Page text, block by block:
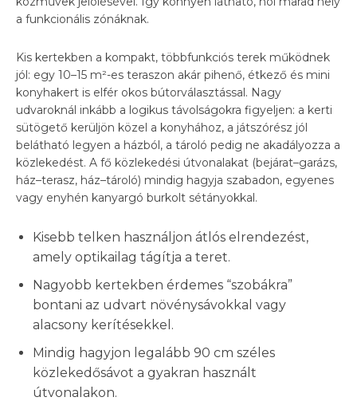
a funkcionális zónáknak.
Kis kertekben a kompakt, többfunkciós terek működnek
jól: egy 10–15 m²-es teraszon akár pihenő, étkező és mini
konyhakert is elfér okos bútorválasztással. Nagy
udvaroknál inkább a logikus távolságokra figyeljen: a kerti
sütögető kerüljön közel a konyhához, a játszórész jól
belátható legyen a házból, a tároló pedig ne akadályozza a
közlekedést. A fő közlekedési útvonalakat (bejárat–garázs,
ház–terasz, ház–tároló) mindig hagyja szabadon, egyenes
vagy enyhén kanyargó burkolt sétányokkal.
Kisebb telken használjon átlós elrendezést,
amely optikailag tágítja a teret.
Nagyobb kertekben érdemes “szobákra”
bontani az udvart növénysávokkal vagy
alacsony kerítésekkel.
Mindig hagyjon legalább 90 cm széles
közlekedősávot a gyakran használt
útvonalakon.